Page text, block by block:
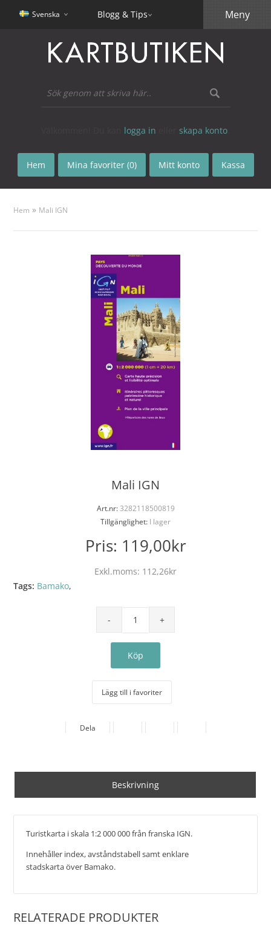
Svenska Blogg & Tips
logga in skapa konto
Hem Mina favoriter (0) Mitt konto Kassa
Meny
Hem » Mali IGN
Mali IGN
Art.nr:3282118500819
Tillgänglighet: I lager
Pris: 119,00kr
Exkl.moms: 112,26kr
Tags: Bamako,
Lägg till i favoriter
Dela
Beskrivning
Turistkarta i skala 1:2 000 000 från franska IGN.
Innehåller index, avståndstabell samt enklare
stadskarta över Bamako.
RELATERADE PRODUKTER